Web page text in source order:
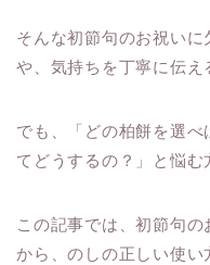
そんな初節句のお祝い
や、気持ちを丁寧に伝え
でも、「どの柏餅を選
てどうするの？」と悩む
この記事では、初節句
から、のしの正しい使い